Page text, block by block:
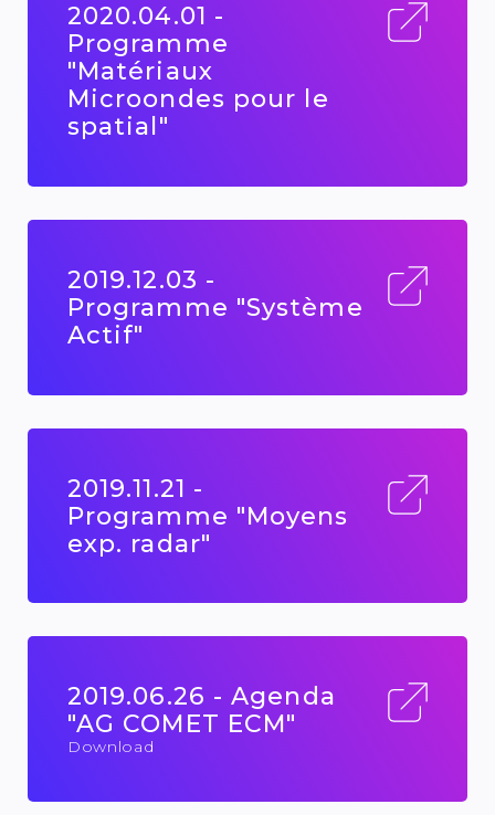
2020.04.01 -
Programme
"Matériaux
Microondes pour le
spatial"
2019.12.03 -
Programme "Système
Actif"
2019.11.21 -
Programme "Moyens
exp. radar"
2019.06.26 - Agenda
"AG COMET ECM"
Download